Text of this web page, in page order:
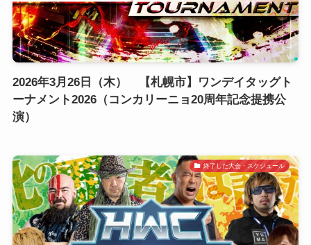
2026年3月26日（木） 【札幌市】ワンデイタッグト
ーナメント2026（コンカリーニョ20周年記念提携公
演）
終了した大会・スケジュール